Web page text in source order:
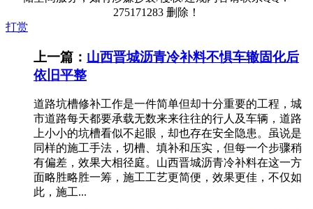
275171283 删除！
打赏
上一篇： 山西晋城沥青冷补料不惧车辙固化后
依旧平整
道路坑槽修补工作是一件简单但却十分重要的工程，城
市道路每天都要承载无数来来往往的行人及车辆，道路
上小小的坑槽看似不起眼，却也存在安全隐患。虽说是
同样的施工手法，切槽、填补和压实，但每一个步骤稍
有偏差，效果大相径庭。山西晋城沥青冷补料在这一方
面略胜略胜一筹，施工工艺更简便，效果更佳，不仅如
此，施工...